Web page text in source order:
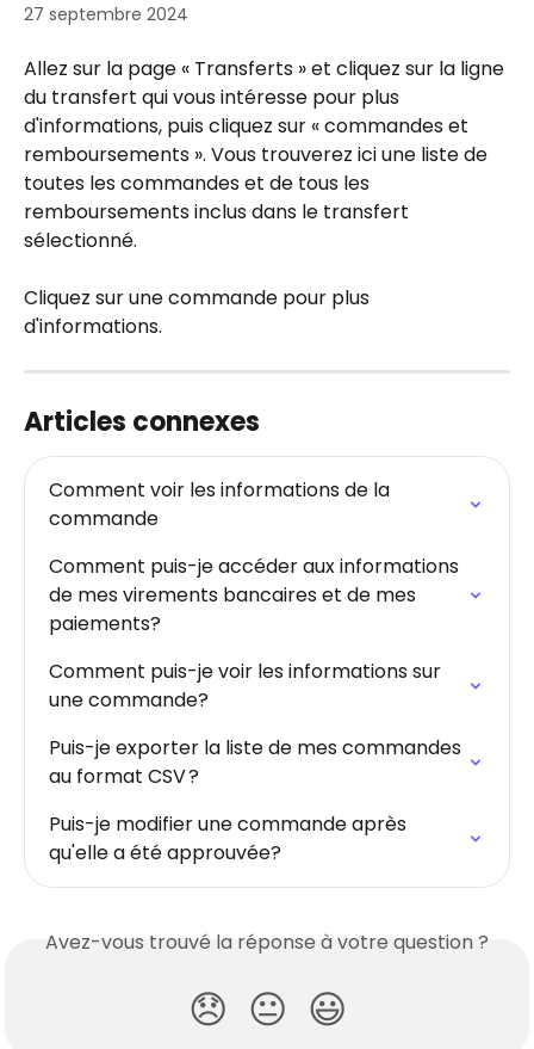
27 septembre 2024
Allez sur la page « Transferts » et cliquez sur la ligne
du transfert qui vous intéresse pour plus
d'informations, puis cliquez sur « commandes et
remboursements ». Vous trouverez ici une liste de
toutes les commandes et de tous les
remboursements inclus dans le transfert
sélectionné.
Cliquez sur une commande pour plus
d'informations.
Articles connexes
Comment voir les informations de la
commande
Comment puis-je accéder aux informations
de mes virements bancaires et de mes
paiements?
Comment puis-je voir les informations sur
une commande?
Puis-je exporter la liste de mes commandes
au format CSV ?
Puis-je modifier une commande après
qu'elle a été approuvée?
Avez-vous trouvé la réponse à votre question ?
😞 😐 😃